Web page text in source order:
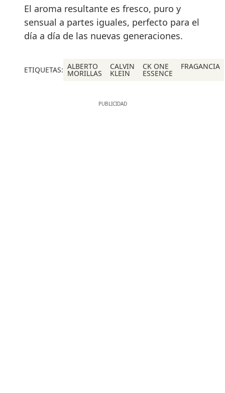
El aroma resultante es fresco, puro y
sensual a partes iguales, perfecto para el
día a día de las nuevas generaciones.
ETIQUETAS: ALBERTO
MORILLAS
CALVIN
KLEIN
CK ONE
ESSENCE
FRAGANCIA